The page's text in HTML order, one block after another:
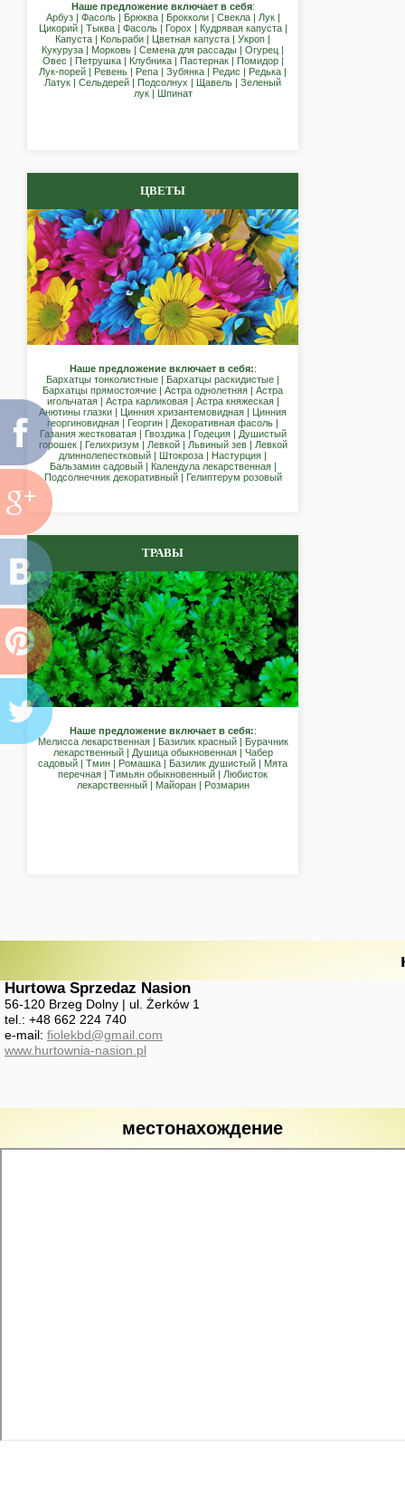
Наше предложение включает в себя:
Арбуз | Фасоль | Брюква | Брокколи | Свекла | Лук |
Цикорий | Тыква | Фасоль | Горох | Кудрявая капуста |
Капуста | Кольраби | Цветная капуста | Укроп |
Кукуруза | Морковь | Семена для рассады | Огурец |
Овес | Петрушка | Клубника | Пастернак | Помидор |
Лук-порей | Ревень | Репа | Зубянка | Редис | Редька |
Латук | Сельдерей | Подсолнух | Щавель | Зеленый
лук | Шпинат
ЦВЕТЫ
Наше предложение включает в себя::
Бархатцы тонколистные | Бархатцы раскидистые |
Бархатцы прямостоячие | Астра однолетняя | Астра
игольчатая | Астра карликовая | Астра княжеская |
Анютины глазки | Цинния хризантемовидная | Цинния
георгиновидная | Георгин | Декоративная фасоль |
Газания жестковатая | Гвоздика | Годеция | Душистый
горошек | Гелихризум | Левкой | Львиный зев | Левкой
длиннолепестковый | Штокроза | Настурция |
Бальзамин садовый | Календула лекарственная |
Подсолнечник декоративный | Гелиптерум розовый
ТРАВЫ
Наше предложение включает в себя::
Мелисса лекарственная | Базилик красный | Бурачник
лекарственный | Душица обыкновенная | Чабер
садовый | Тмин | Ромашка | Базилик душистый | Мята
перечная | Тимьян обыкновенный | Любисток
лекарственный | Майоран | Розмарин
Hurtowa Sprzedaz Nasion
56-120 Brzeg Dolny | ul. Żerków 1
tel.: +48 662 224 740
e-mail: fiolekbd@gmail.com
www.hurtownia-nasion.pl
местонахождение